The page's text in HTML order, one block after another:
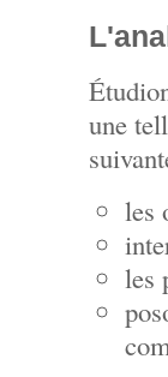
une
les
les